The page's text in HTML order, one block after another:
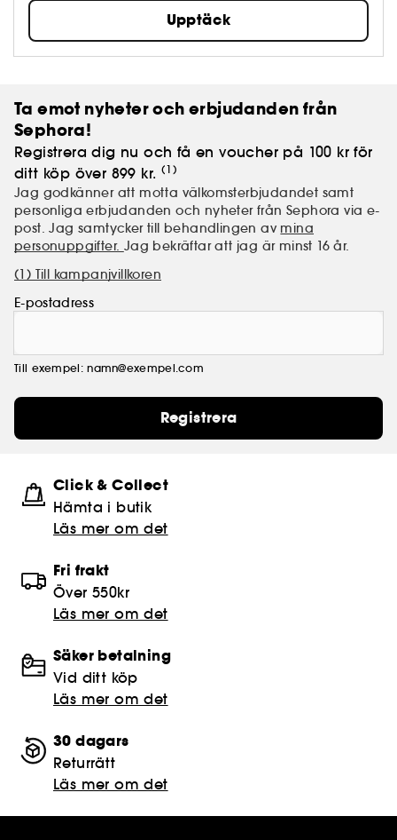
Upptäck
Ta emot nyheter och erbjudanden från
Sephora!
Registrera dig nu och få en voucher på 100 kr för
ditt köp över 899 kr. (1)
Jag godkänner att motta välkomsterbjudandet samt
personliga erbjudanden och nyheter från Sephora via e-
post. Jag samtycker till behandlingen av mina
personuppgifter. Jag bekräftar att jag är minst 16 år.
(1) Till kampanjvillkoren
E-postadress
Till exempel: namn@exempel.com
Registrera
Click & Collect
Hämta i butik​
Läs mer om det
Fri frakt
Över 550kr
Läs mer om det
Säker betalning
Vid ditt köp
Läs mer om det
30 dagars
Returrätt
Läs mer om det